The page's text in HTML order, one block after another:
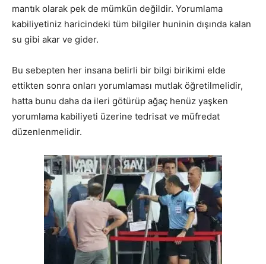
mantık olarak pek de mümkün değildir. Yorumlama
kabiliyetiniz haricindeki tüm bilgiler huninin dışında kalan
su gibi akar ve gider.
Bu sebepten her insana belirli bir bilgi birikimi elde
ettikten sonra onları yorumlaması mutlak öğretilmelidir,
hatta bunu daha da ileri götürüp ağaç henüz yaşken
yorumlama kabiliyeti üzerine tedrisat ve müfredat
düzenlenmelidir.